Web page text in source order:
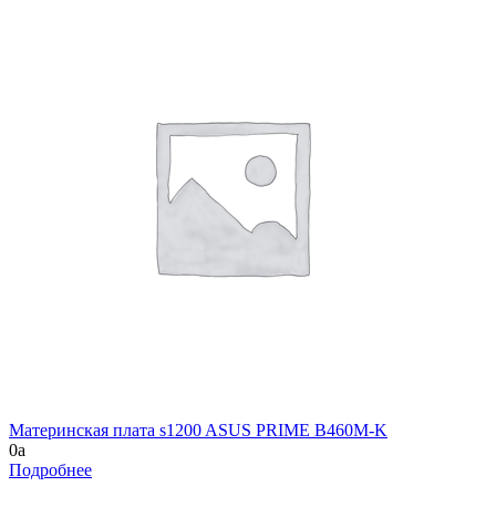
Материнская плата s1200 ASUS PRIME B460M-K
0a
Подробнее